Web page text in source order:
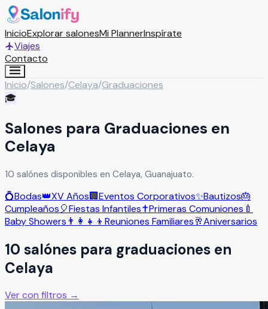
InicioExplorar salonesMi PlannerInspírate
Viajes
Contacto
Inicio/Salones/Celaya/Graduaciones
🎓
Salones para Graduaciones en
Celaya
10 salónes disponibles en Celaya, Guanajuato.
💍Bodas👑XV Años🏢Eventos Corporativos✨Bautizos🎂
Cumpleaños🎈Fiestas Infantiles✝️Primeras Comuniones 🍼
Baby Showers 👨‍👩‍👧‍👦 Reuniones Familiares🥂Aniversarios
10 salónes para graduaciones en
Celaya
Ver con filtros →